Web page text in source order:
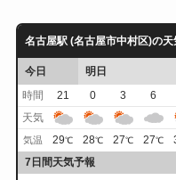
名古屋駅 (名古屋市中村区)の天
今日 明日
時間
21 0 3 6
天気
気温 29℃ 28℃ 27℃ 27℃
7日間天気予報